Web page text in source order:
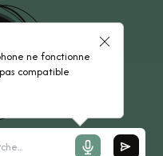
ne fonctionne
compatible